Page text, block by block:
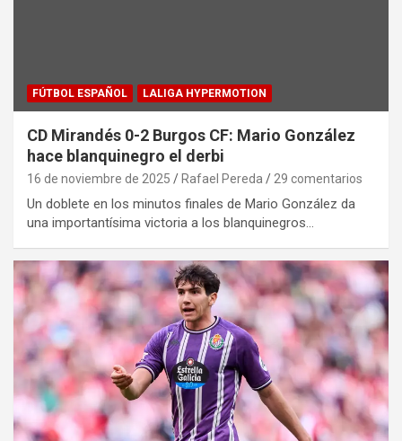
FÚTBOL ESPAÑOL LALIGA HYPERMOTION
CD Mirandés 0-2 Burgos CF: Mario González
hace blanquinegro el derbi
16 de noviembre de 2025 Rafael Pereda 29 comentarios
Un doblete en los minutos finales de Mario González da
una importantísima victoria a los blanquinegros…